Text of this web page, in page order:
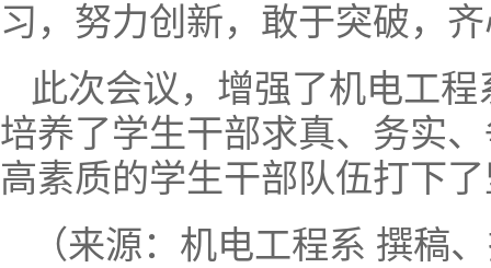
习，努力创新，敢于突破，
此次会议，增强了机电工
培养了学生干部求真、务实
高素质的学生干部队伍打下
（来源：机电工程系 撰稿